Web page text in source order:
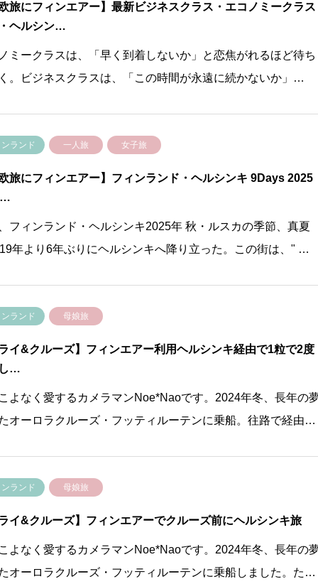
旅にフィンエアー】最新ビジネスクラス・エコノミークラス
ヘルシン…
ミークラスは、「早く到着しないか」と恋焦がれるほど待ち
。ビジネスクラスは、「この時間が永遠に続かないか」…
ランド 一人旅 女子旅
旅にフィンエアー】フィンランド・ヘルシンキ 9Days 2025
フィンランド・ヘルシンキ2025年 秋・ルスカの季節、真夏
年より6年ぶりにヘルシンキへ降り立った。この街は、" …
ランド 母娘旅
イ&クルーズ】フィンエアー利用ヘルシンキ経由で1粒で2度
…
よなく愛するカメラマンNoe*Naoです。2024年冬、長年の
オーロラクルーズ・フッティルーテンに乗船。往路で経由…
ランド 母娘旅
イ&クルーズ】フィンエアーでクルーズ前にヘルシンキ旅
よなく愛するカメラマンNoe*Naoです。2024年冬、長年の
オーロラクルーズ・フッティルーテンに乗船しました。た…